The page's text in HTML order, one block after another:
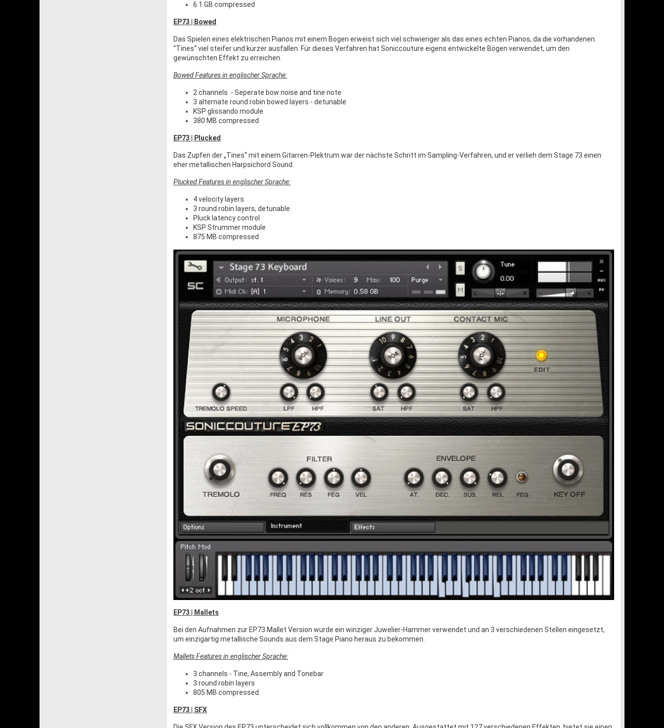
6.1 GB compressed
EP73 | Bowed
Das Spielen eines elektrischen Pianos mit einem Bogen erweist sich viel schwieriger als das eines echten Pianos, da die vorhandenen
“Tines“ viel steifer und kürzer ausfallen. Für dieses Verfahren hat Soniccouture eigens entwickelte Bögen verwendet, um den
gewünschten Effekt zu erreichen.
Bowed Features in englischer Sprache:
2 channels - Seperate bow noise and tine note
3 alternate round robin bowed layers - detunable
KSP glissando module
380 MB compressed
EP73 | Plucked
Das Zupfen der „Tines“ mit einem Gitarren-Plektrum war der nächste Schritt im Sampling-Verfahren, und er verlieh dem Stage 73 einen
eher metallischen Harpsichord Sound.
Plucked Features in englischer Sprache:
4 velocity layers
3 round robin layers, detunable
Pluck latency control
KSP Strummer module
875 MB compressed
EP73 | Mallets
Bei den Aufnahmen zur EP73 Mallet Version wurde ein winziger Juwelier-Hammer verwendet und an 3 verschiedenen Stellen eingesetzt,
um einzigartig metallische Sounds aus dem Stage Piano heraus zu bekommen.
Mallets Features in englischer Sprache:
3 channels - Tine, Assembly and Tonebar
3 round robin layers
805 MB compressed
EP73 | SFX